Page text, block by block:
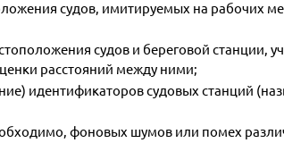
судов, имитируемых на рабочих
судов и береговой станции,
расстояний между ними;
идентификаторов судовых станций
фоновых шумов или помех